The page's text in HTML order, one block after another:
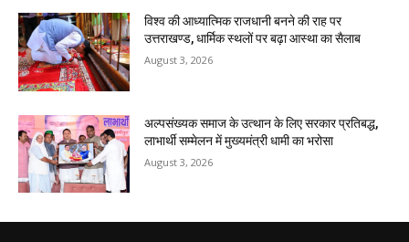
विश्व की आध्यात्मिक राजधानी बनने की राह पर
उत्तराखण्ड, धार्मिक स्थलों पर बढ़ा आस्था का सैलाब
August 3, 2026
अल्पसंख्यक समाज के उत्थान के लिए सरकार प्रतिबद्ध,
लाभार्थी सम्मेलन में मुख्यमंत्री धामी का भरोसा
August 3, 2026